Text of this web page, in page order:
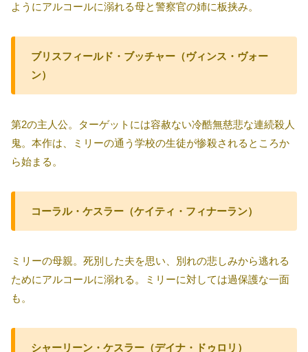
ようにアルコールに溺れる母と警察官の姉に板挟み。
ブリスフィールド・ブッチャー（ヴィンス・ヴォー
ン）
第2の主人公。ターゲットには容赦ない冷酷無慈悲な連続殺人
鬼。本作は、ミリーの通う学校の生徒が惨殺されるところか
ら始まる。
コーラル・ケスラー（ケイティ・フィナーラン）
ミリーの母親。死別した夫を思い、別れの悲しみから逃れる
ためにアルコールに溺れる。ミリーに対しては過保護な一面
も。
シャーリーン・ケスラー（デイナ・ドゥロリ）